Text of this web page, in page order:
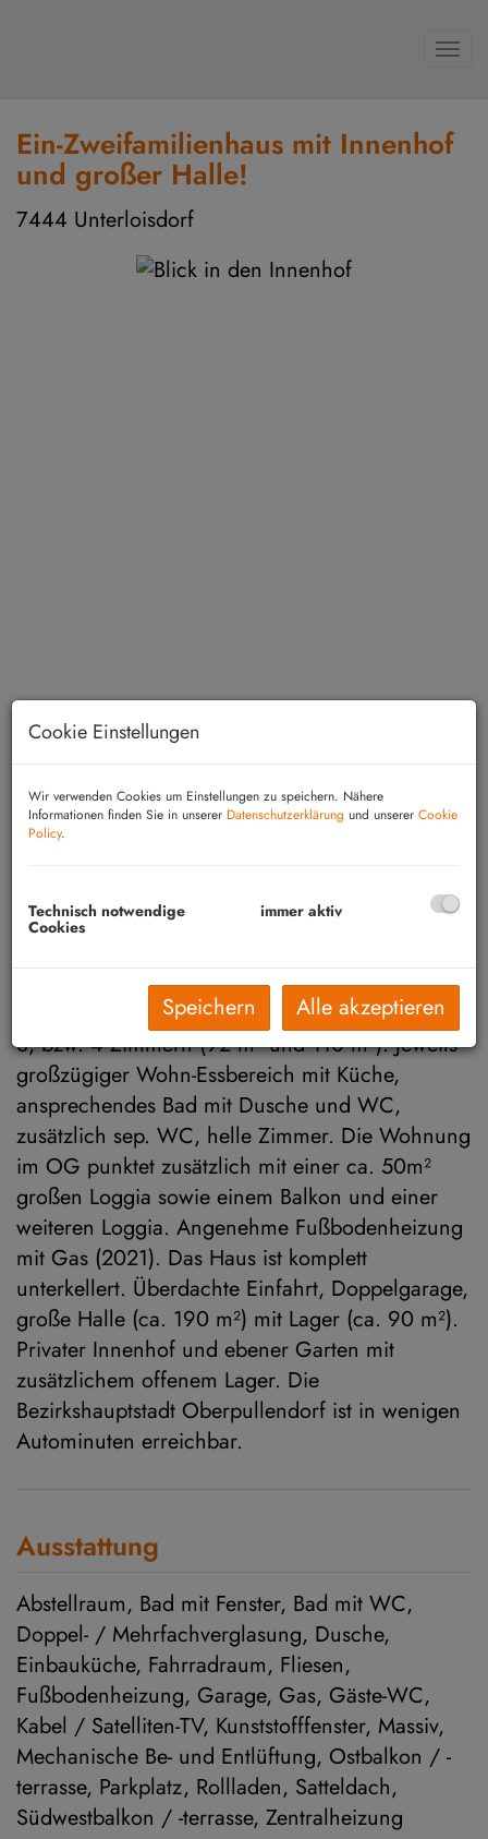
Ein-Zweifamilienhaus mit Innenhof
und großer Halle!
7444 Unterloisdorf
Blick in den Innenhof
Unterloisdorf: Das großzügige Wohnhaus,
verfügt über zwei attraktive, 2021 sanierte und
modernisierte Wohnungen im EG und OG mit
3, bzw. 4 Zimmern (92 m² und 110 m²). Jeweils
großzügiger Wohn-Essbereich mit Küche,
ansprechendes Bad mit Dusche und WC,
zusätzlich sep. WC, helle Zimmer. Die Wohnung
im OG punktet zusätzlich mit einer ca. 50m²
großen Loggia sowie einem Balkon und einer
weiteren Loggia. Angenehme Fußbodenheizung
mit Gas (2021). Das Haus ist komplett
unterkellert. Überdachte Einfahrt, Doppelgarage,
große Halle (ca. 190 m²) mit Lager (ca. 90 m²).
Privater Innenhof und ebener Garten mit
zusätzlichem offenem Lager. Die
Bezirkshauptstadt Oberpullendorf ist in wenigen
Autominuten erreichbar.
Ausstattung
Abstellraum Bad mit Fenster Bad mit WC
Doppel- / Mehrfachverglasung Dusche
Einbauküche Fahrradraum Fliesen
Fußbodenheizung Garage Gas Gäste-WC
Kabel / Satelliten-TV Kunststofffenster Massiv
Mechanische Be- und Entlüftung Ostbalkon / -
terrasse Parkplatz Rollladen Satteldach
Südwestbalkon / -terrasse Zentralheizung
Cookie Einstellungen
Wir verwenden Cookies um Einstellungen zu speichern. Nähere
Informationen finden Sie in unserer Datenschutzerklärung und unserer Cookie
Policy.
Technisch notwendige
Cookies
immer aktiv
Speichern Alle akzeptieren